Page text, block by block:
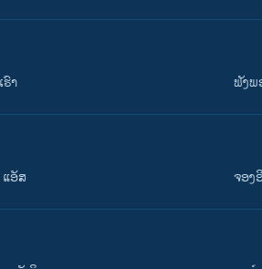
າ ຟັງພ
ອັສ ຈອງ